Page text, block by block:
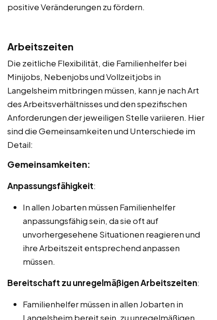
positive Veränderungen zu fördern.
Arbeitszeiten
Die zeitliche Flexibilität, die Familienhelfer bei
Minijobs, Nebenjobs und Vollzeitjobs in
Langelsheim mitbringen müssen, kann je nach Art
des Arbeitsverhältnisses und den spezifischen
Anforderungen der jeweiligen Stelle variieren. Hier
sind die Gemeinsamkeiten und Unterschiede im
Detail:
Gemeinsamkeiten:
Anpassungsfähigkeit:
In allen Jobarten müssen Familienhelfer
anpassungsfähig sein, da sie oft auf
unvorhergesehene Situationen reagieren und
ihre Arbeitszeit entsprechend anpassen
müssen.
Bereitschaft zu unregelmäßigen Arbeitszeiten:
Familienhelfer müssen in allen Jobarten in
Langelsheim bereit sein, zu unregelmäßigen